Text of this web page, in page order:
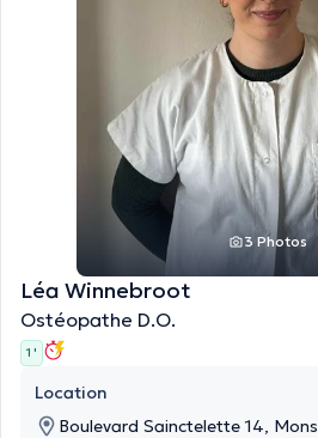
3 Photos
Léa Winnebroot
Ostéopathe D.O.
1 '
Location
Boulevard Sainctelette 14, Mons